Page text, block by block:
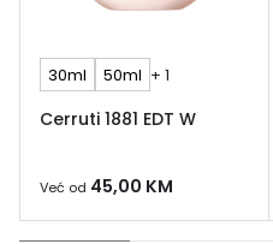
30ml 50ml + 1
Cerruti 1881 EDT W
Već od 45,00 KM